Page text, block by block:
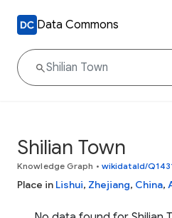
Data Commons
Shilian Town
Knowledge Graph • wikidataId/
Place in Lishui, Zhejiang, China,